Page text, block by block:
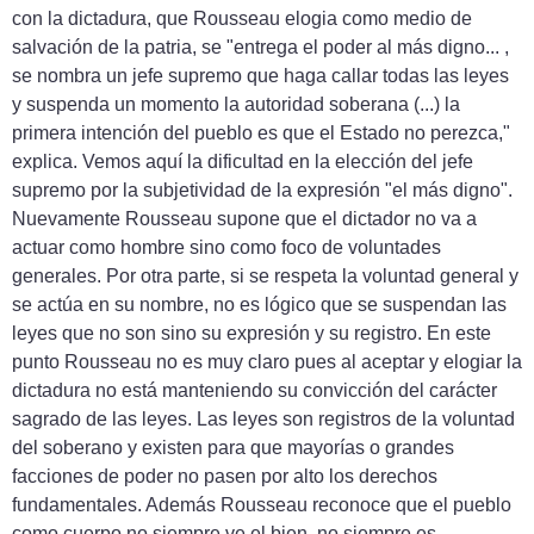
con la dictadura, que Rousseau elogia como medio de
salvación de la patria, se "entrega el poder al más digno... ,
se nombra un jefe supremo que haga callar todas las leyes
y suspenda un momento la autoridad soberana (...) la
primera intención del pueblo es que el Estado no perezca,"
explica. Vemos aquí la dificultad en la elección del jefe
supremo por la subjetividad de la expresión "el más digno".
Nuevamente Rousseau supone que el dictador no va a
actuar como hombre sino como foco de voluntades
generales. Por otra parte, si se respeta la voluntad general y
se actúa en su nombre, no es lógico que se suspendan las
leyes que no son sino su expresión y su registro. En este
punto Rousseau no es muy claro pues al aceptar y elogiar la
dictadura no está manteniendo su convicción del carácter
sagrado de las leyes. Las leyes son registros de la voluntad
del soberano y existen para que mayorías o grandes
facciones de poder no pasen por alto los derechos
fundamentales. Además Rousseau reconoce que el pueblo